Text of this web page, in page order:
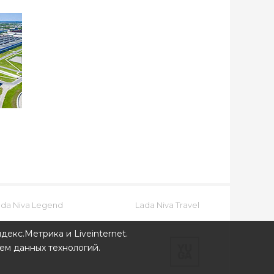
Niva Legend Lada Niva Travel
и Liveinternet.
данных технологий.